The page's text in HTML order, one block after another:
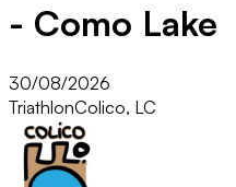
- Como Lake
30/08/2026
TriathlonColico, LC